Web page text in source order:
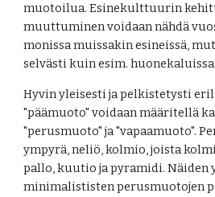
muotoilua. Esinekulttuurin
muuttuminen voidaan nähdä
monissa muissakin esineissä,
selvästi kuin esim. huonekaluissa.
Hyvin yleisesti ja pelkistetysti
"päämuoto" voidaan määritellä
"perusmuoto" ja "vapaamuoto".
ympyrä, neliö, kolmio, joista
pallo, kuutio ja pyramidi. Näiden
minimalististen perusmuotojen